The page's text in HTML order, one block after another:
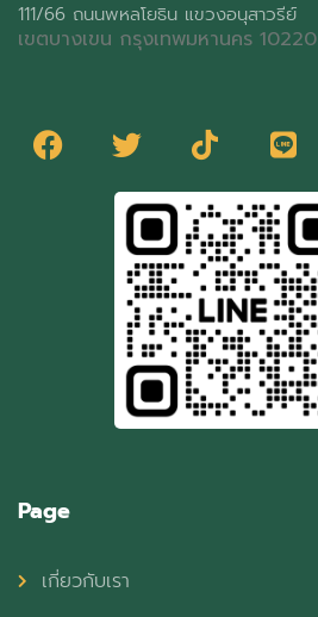
111/66 ถนนพหลโยธิน แขวงอนุสาวรีย์
เขตบางเขน กรุงเทพมหานคร 10220
Page
เกี่ยวกับเรา